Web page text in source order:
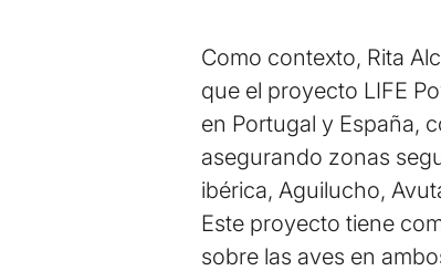
Como contexto, Rita
que el proyecto LIFE
en Portugal y España,
asegurando zonas
ibérica, Aguilucho,
Este proyecto tiene
sobre las aves en